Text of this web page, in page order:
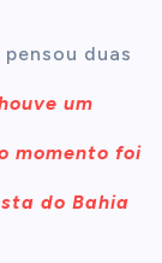
duas
um
momento foi
do Bahia